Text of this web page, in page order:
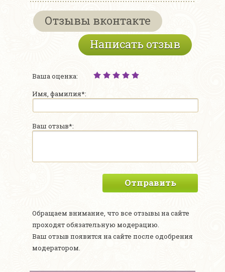
Отзывы вконтакте
Написать отзыв
Ваша оценка:
Имя, фамилия*:
Ваш отзыв*:
Отправить
Обращаем внимание, что все отзывы на сайте
проходят обязательную модерацию.
Ваш отзыв появится на сайте после одобрения
модератором.